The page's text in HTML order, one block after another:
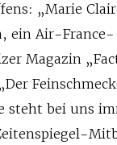
„Marie
ein Air-
Magazin
steht bei uns